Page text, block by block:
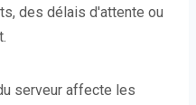
des délais d'attente ou
serveur affecte les